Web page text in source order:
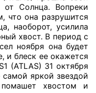
от Солнца. Вопреки
что она разрушится
наоборот, усилила
хвост. В период с
ноября она будет
и блеск ее окажется
(ATLAS) 31 октября
яркой звездой
хвостом и